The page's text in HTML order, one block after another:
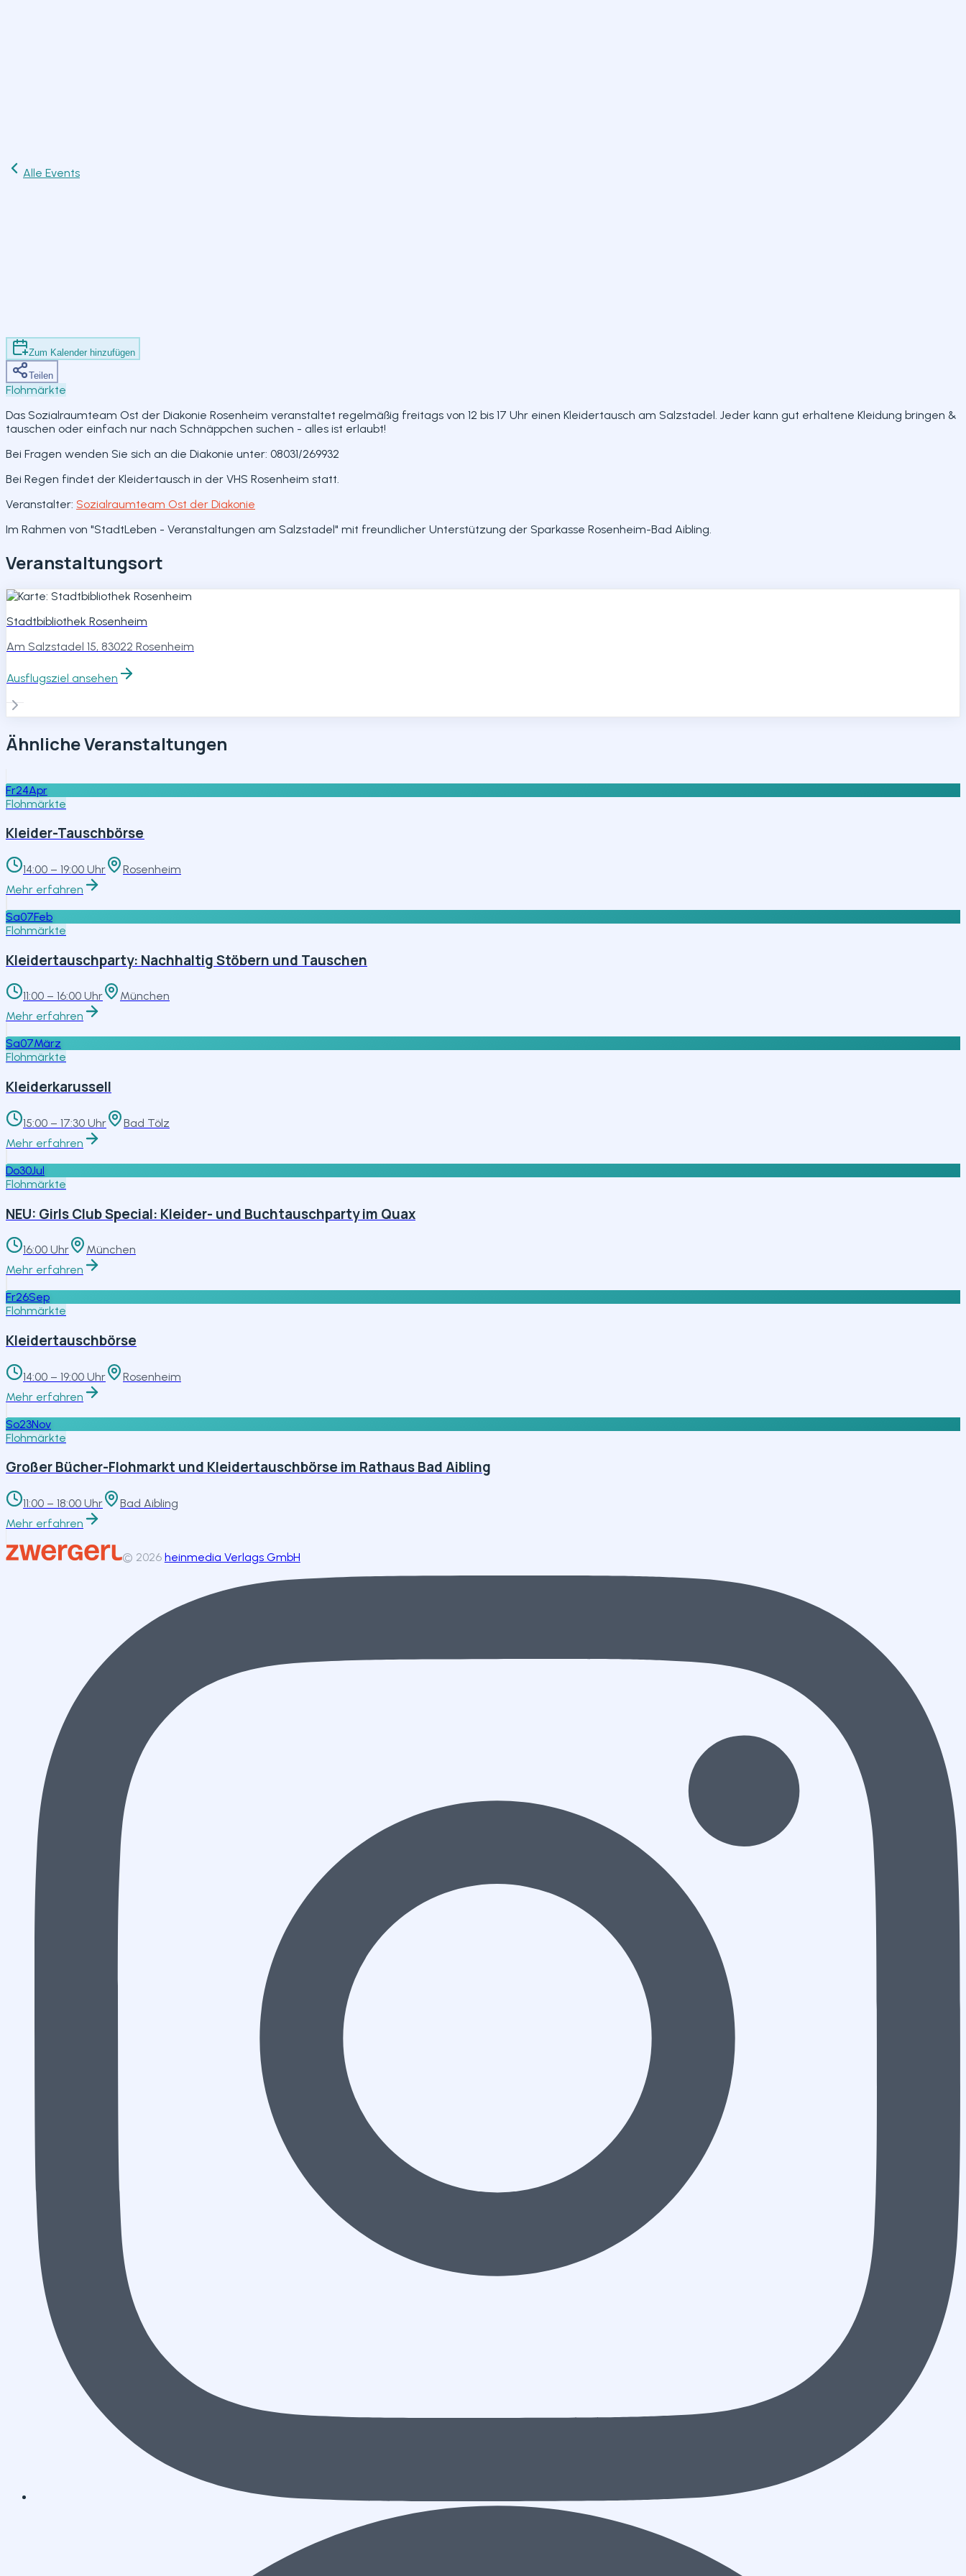
Alle Events
Teilen
Zum Kalender hinzufügen
Teilen
Flohmärkte
Das Sozialraumteam Ost der Diakonie Rosenheim veranstaltet regelmäßig freitags von 12 bis 17 Uhr einen Kleidertausch am Salzstadel. Jeder kann gut erhaltene Kleidung bringen &
tauschen oder einfach nur nach Schnäppchen suchen - alles ist erlaubt!
Bei Fragen wenden Sie sich an die Diakonie unter: 08031/269932
Bei Regen findet der Kleidertausch in der VHS Rosenheim statt.
Veranstalter: Sozialraumteam Ost der Diakonie
Im Rahmen von "StadtLeben - Veranstaltungen am Salzstadel" mit freundlicher Unterstützung der Sparkasse Rosenheim-Bad Aibling.
Veranstaltungsort
Stadtbibliothek Rosenheim
Am Salzstadel 15, 83022 Rosenheim
Ausflugsziel ansehen
Ähnliche Veranstaltungen
Fr24Apr
Flohmärkte
Kleider-Tauschbörse
14:00 – 19:00 Uhr
Rosenheim
Mehr erfahren
Sa07Feb
Flohmärkte
Kleidertauschparty: ­Nachhaltig Stöbern und Tauschen
11:00 – 16:00 Uhr
München
Mehr erfahren
Sa07März
Flohmärkte
Kleiderkarussell
15:00 – 17:30 Uhr
Bad Tölz
Mehr erfahren
Do30Jul
Flohmärkte
NEU: Girls Club Special: Kleider- und Buchtauschparty im Quax
16:00 Uhr
München
Mehr erfahren
Fr26Sep
Flohmärkte
Kleidertauschbörse
14:00 – 19:00 Uhr
Rosenheim
Mehr erfahren
So23Nov
Flohmärkte
Großer Bücher-Flohmarkt und Kleidertauschbörse im Rathaus Bad Aibling
11:00 – 18:00 Uhr
Bad Aibling
Mehr erfahren
© 2026 heinmedia Verlags GmbH